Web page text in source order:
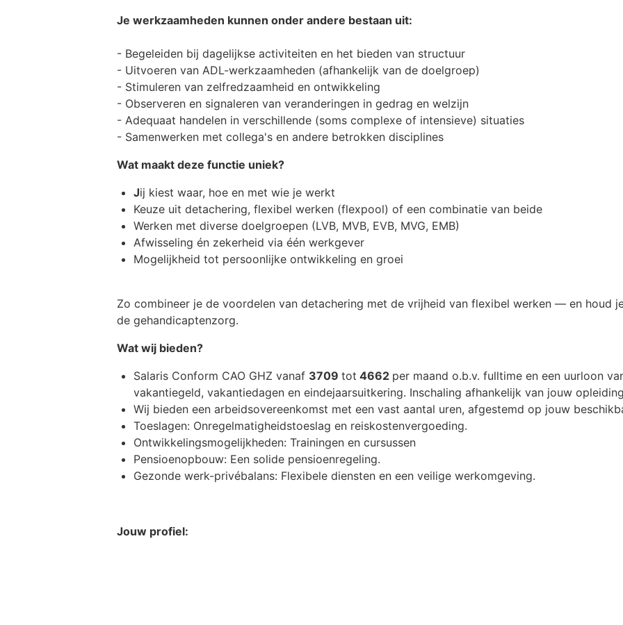
Je werkzaamheden kunnen onder andere bestaan uit:
- Begeleiden bij dagelijkse activiteiten en het bieden van structuur
- Uitvoeren van ADL-werkzaamheden (afhankelijk van de doelgroep)
- Stimuleren van zelfredzaamheid en ontwikkeling
- Observeren en signaleren van veranderingen in gedrag en welzijn
- Adequaat handelen in verschillende (soms complexe of intensieve) situaties
- Samenwerken met collega's en andere betrokken disciplines
Wat maakt deze functie uniek?
Jij kiest waar, hoe en met wie je werkt
Keuze uit detachering, flexibel werken (flexpool) of een combinatie van beide
Werken met diverse doelgroepen (LVB, MVB, EVB, MVG, EMB)
Afwisseling én zekerheid via één werkgever
Mogelijkheid tot persoonlijke ontwikkeling en groei
Zo combineer je de voordelen van detachering met de vrijheid van flexibel werken — en houd
de gehandicaptenzorg.
Wat wij bieden?
Salaris Conform CAO GHZ vanaf 3709 tot 4662 per maand o.b.v. fulltime en een uurloon
vakantiegeld, vakantiedagen en eindejaarsuitkering. Inschaling afhankelijk van jouw
Wij bieden een arbeidsovereenkomst met een vast aantal uren, afgestemd op jouw
Toeslagen: Onregelmatigheidstoeslag en reiskostenvergoeding.
Ontwikkelingsmogelijkheden: Trainingen en cursussen
Pensioenopbouw: Een solide pensioenregeling.
Gezonde werk-privébalans: Flexibele diensten en een veilige werkomgeving.
Jouw profiel: